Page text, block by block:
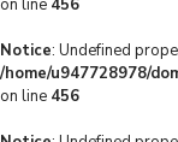
on line 456
Notice: Undefined
/home/u947728978/
on line 456